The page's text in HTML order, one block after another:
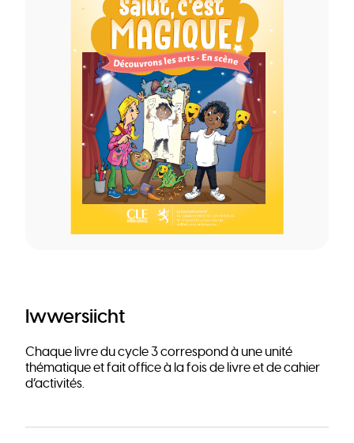
Iwwersiicht
Chaque livre du cycle 3 correspond à une unité
thématique et fait office à la fois de livre et de cahier
d’activités.